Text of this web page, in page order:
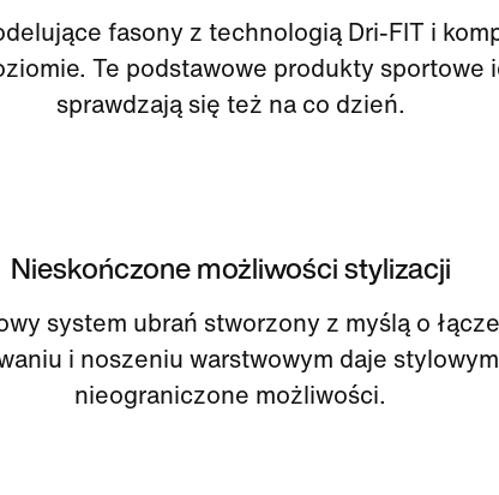
fasony z technologią Dri-FIT i
Te podstawowe produkty sportowe
sprawdzają się też na co dzień.
Nieskończone możliwości stylizacji
system ubrań stworzony z myślą o
i noszeniu warstwowym daje stylowym
nieograniczone możliwości.